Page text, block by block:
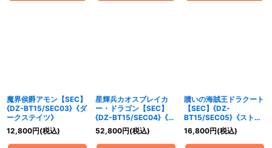
魔界侯爵アモン【SEC】
{DZ-BT15/SEC03}《ダ
ークステイツ》
12,800円(税込)
星輝兵カオスブレイカ
ー・ドラゴン【SEC】
{DZ-BT15/SEC04}《ブ
ラントゲート》
52,800円(税込)
贖いの海賊王ドラクート
【SEC】{DZ-
BT15/SEC05}《ストイ
ケイア》
16,800円(税込)